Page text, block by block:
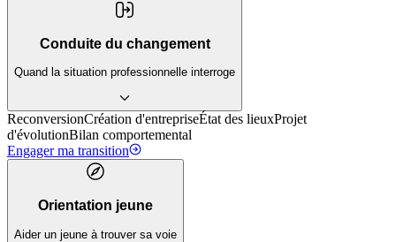
Conduite du changement
Quand la situation professionnelle interroge
ReconversionCréation d'entrepriseÉtat des lieuxProjet
d'évolutionBilan comportemental
Engager ma transition
Orientation jeune
Aider un jeune à trouver sa voie